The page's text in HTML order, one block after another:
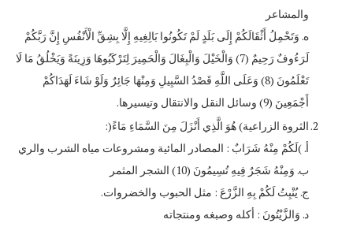
والمشاعر
‌ه. وَتَحْمِلُ أَثْقَالَكُمْ إِلَى بَلَدٍ لَمْ تَكُونُوا بَالِغِيهِ إِلَّا بِشِقِّ الْأَنْفُسِ إِنَّ رَبَّكُمْ
لَرَءُوفٌ رَحِيمٌ (7) وَالْخَيْلَ وَالْبِغَالَ وَالْحَمِيرَ لِتَرْكَبُوهَا وَزِينَةً وَيَخْلُقُ مَا لَا
تَعْلَمُونَ (8) وَعَلَى اللَّهِ قَصْدُ السَّبِيلِ وَمِنْهَا جَائِرٌ وَلَوْ شَاءَ لَهَدَاكُمْ
أَجْمَعِينَ (9) وسائل النقل والانتقال وتيسيرها.
الثروة الزراعية) هُوَ الَّذِي أَنْزَلَ مِنَ السَّمَاءِ مَاءً(:
‌أ. )لَكُمْ مِنْهُ شَرَابٌ : المصادر المائية ومشروعات مياه الشرب والري
‌ب. وَمِنْهُ شَجَرٌ فِيهِ تُسِيمُونَ (10) الشجر المثمر
‌ج. يُنْبِتُ لَكُمْ بِهِ الزَّرْعَ : مثل الحبوب والخضروات.
‌د. وَالزَّيْتُونَ : أكله وصبغه ومنتجاته